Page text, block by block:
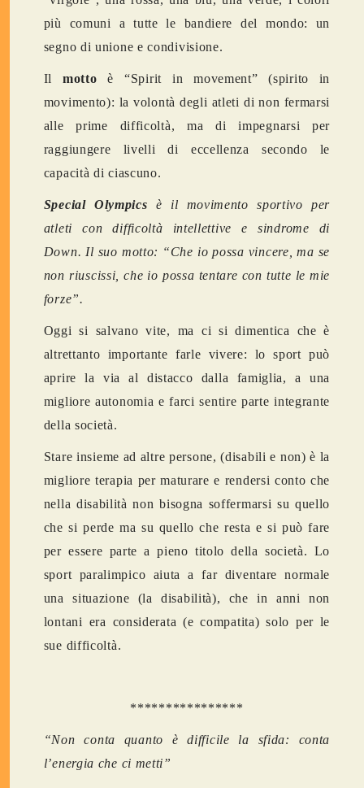
più comuni a tutte le bandiere del mondo: un
segno di unione e condivisione.
Ilmotto è “Spirit in movement” (spirito in
movimento): la volontà degli atleti di non fermarsi
alle prime difficoltà, ma di impegnarsi per
raggiungere livelli di eccellenza secondo le
capacità di ciascuno.
Special Olympics è il movimento sportivo per
atleti con difficoltà intellettive e sindrome di
Down. Il suo motto: “Che io possa vincere, ma se
non riuscissi, che io possa tentare con tutte le mie
forze”.
Oggi si salvano vite, ma ci si dimentica che è
altrettanto importante farle vivere: lo sport può
aprire la via al distacco dalla famiglia, a una
migliore autonomia e farci sentire parte integrante
della società.
Stare insieme ad altre persone, (disabili e non) è la
migliore terapia per maturare e rendersi conto che
nella disabilità non bisogna soffermarsi su quello
che si perde ma su quello che resta e si può fare
per essere parte a pieno titolo della società. Lo
sport paralimpico aiuta a far diventare normale
una situazione (la disabilità), che in anni non
lontani era considerata (e compatita) solo per le
sue difficoltà.
****************
“Non conta quanto è difficile la sfida: conta
l’energia che ci metti”